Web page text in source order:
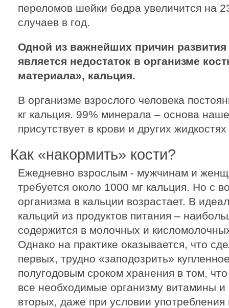
переломов шейки бедра увеличится на
случаев в год.
Одной из важнейших причин развития
является недостаток в организме
материала», кальция.
В организме взрослого человека
кг кальция. 99% минерала – основа
присутствует в крови и других
Как «накормить» кости?
Ежедневно взрослым - мужчинам и
требуется около 1000 мг кальция. Но с
организма в кальции возрастает. В
кальций из продуктов питания –
содержится в молочных и
Однако на практике оказывается, что
первых, трудно «заподозрить»
полугодовым сроком хранения в том,
все необходимые организму витамины
вторых, даже при условии